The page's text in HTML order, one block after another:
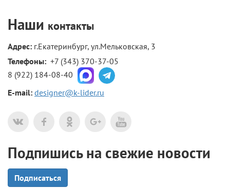
Наши контакты
Адрес: г.Екатеринбург, ул.Мельковская, 3
Телефоны: +7 (343) 370-37-05
8 (922) 184-08-40
E-mail: designer@k-lider.ru
Подпишись на свежие новости